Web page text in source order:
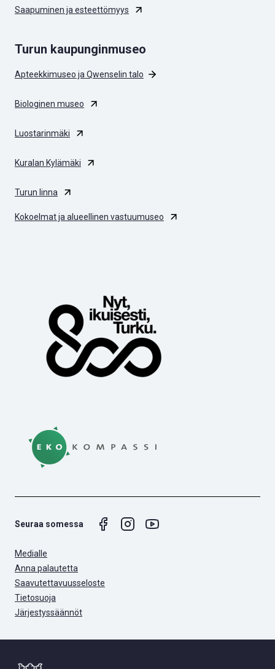
Saapuminen ja esteettömyys
Turun kaupunginmuseo
Apteekkimuseo ja Qwenselin talo
Biologinen museo
Luostarinmäki
Kuralan Kylämäki
Turun linna
Kokoelmat ja alueellinen vastuumuseo
Seuraa somessa
Medialle
Anna palautetta
Saavutettavuusseloste
Tietosuoja
Järjestyssäännöt